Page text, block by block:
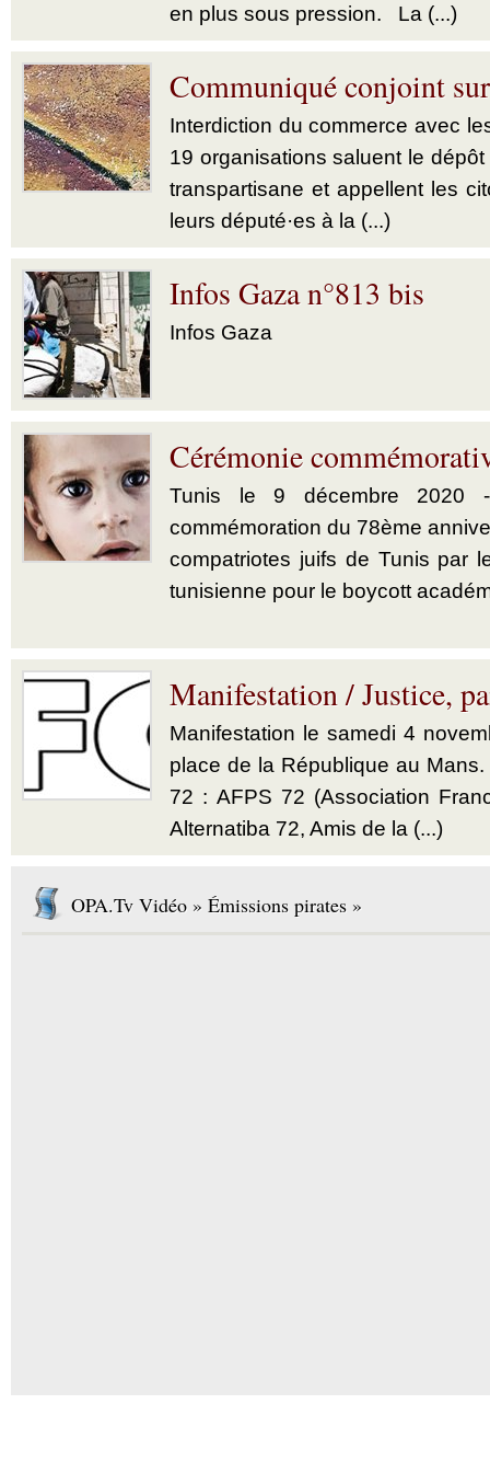
en plus sous pression. La (...)
Communiqué conjoint
Interdiction du commerce avec
19 organisations saluent le
transpartisane et appellent les
leurs député·es à la (...)
Infos Gaza n°813 bis
Infos Gaza
Cérémonie
Tunis le 9 décembre 2020
commémoration du 78ème
compatriotes juifs de Tunis par
tunisienne pour le boycott
Manifestation / Justice,
Manifestation le samedi 4
place de la République au
72 : AFPS 72 (Association
Alternatiba 72, Amis de la (...)
OPA.Tv Vidéo » Émissions pirates »